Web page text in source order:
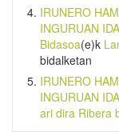
IRUNERO
INGURUAN
Bidasoa(e)k
bidalketan
IRUNERO
INGURUAN
ari dira Ribera